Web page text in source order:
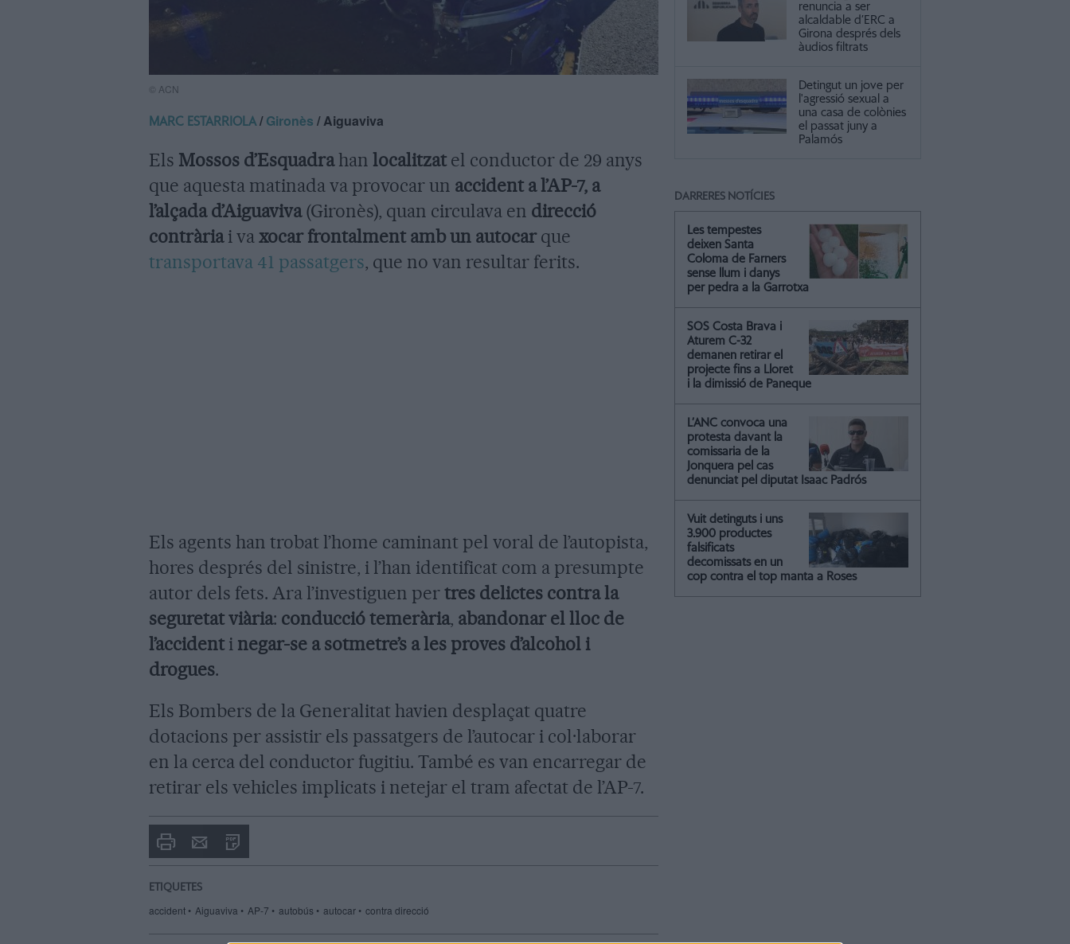
© ACN
MARC ESTARRIOLA/Gironès / Aiguaviva
Els Mossos d’Esquadrahan localitzatel conductor de 29 anys
que aquesta matinada va provocar un accident a l’AP-7, a
l’alçada d’Aiguaviva(Gironès), quan circulava en direcció
contràriai vaxocar frontalment amb un autocarque
transportava 41 passatgers, que no van resultar ferits.
Els agents han trobat l’home caminant pel voral de l’autopista,
hores després del sinistre, i l’han identificat com a presumpte
autor dels fets. Ara l’investiguen pertres delictes contra la
seguretat viària: conducció temerària, abandonar el lloc de
l’accidenti negar-se a sotmetre’s a les proves d’alcohol i
drogues.
Els Bombers de la Generalitat havien desplaçat quatre
dotacions per assistir els passatgers de l’autocar i col·laborar
en la cerca del conductor fugitiu. També es van encarregar de
retirar els vehicles implicats i netejar el tram afectat de l’AP-7.
Envia
un
ETIQUETES
accident Aiguaviva AP-7 autobús autocar contra direcció
renuncia a ser
alcaldable d’ERC a
Girona després dels
àudios filtrats
Detingut un jove per
l'agressió sexual a
una casa de colònies
el passat juny a
Palamós
DARRERES NOTÍCIES
Les tempestes
deixen Santa
Coloma de Farners
sense llum i danys
per pedra a la Garrotxa
SOS Costa Brava i
Aturem C-32
demanen retirar el
projecte fins a Lloret
i la dimissió de Paneque
L’ANC convoca una
protesta davant la
comissaria de la
Jonquera pel cas
denunciat pel diputat Isaac Padrós
Vuit detinguts i uns
3.900 productes
falsificats
decomissats en un
cop contra el top manta a Roses